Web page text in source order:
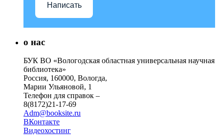
Написать
о нас
БУК ВО «Вологодская областная универсальная научная
библиотека»
Россия, 160000, Вологда,
Марии Ульяновой, 1
Телефон для справок –
8(8172)21-17-69
Adm@booksite.ru
ВКонтакте
Видеохостинг